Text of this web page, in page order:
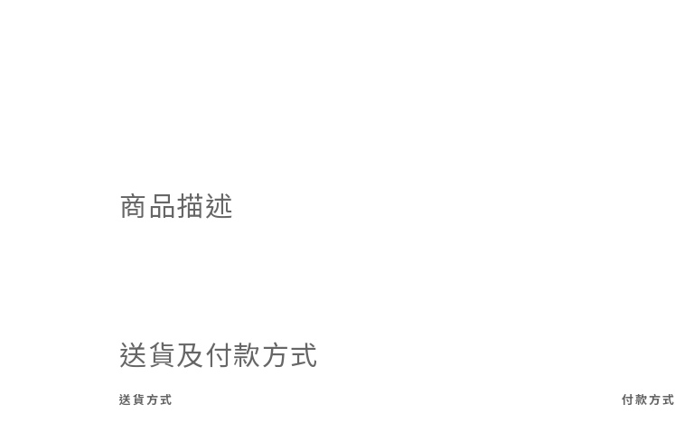
商品描述
送貨及付款方式
送貨方式 付款方式